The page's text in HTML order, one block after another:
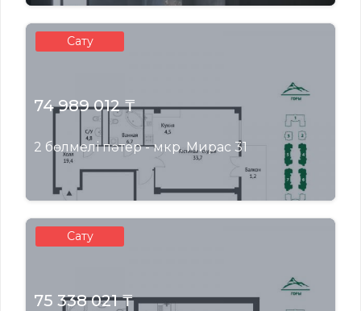
Сату
74 989 012 ₸
2 бөлмелі пәтер - мкр. Мирас 31
Сату
75 338 021 ₸